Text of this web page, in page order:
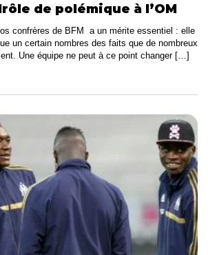
de polémique à l’OM
confrères de BFM a un mérite essentiel : elle
un certain nombres des faits que de nombreux
Une équipe ne peut à ce point changer […]